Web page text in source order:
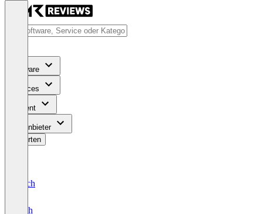
Software
Services
Content
Für Anbieter
Bewerten
Deutsch
English